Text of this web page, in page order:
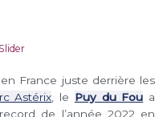
Slider
France juste derrière les
Astérix , le Puy du Fou a
de l’année 2022 en